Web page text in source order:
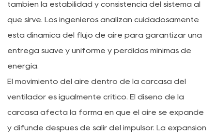
también la estabilidad y consistencia del sistema al
que sirve. Los ingenieros analizan cuidadosamente
esta dinámica del flujo de aire para garantizar una
entrega suave y uniforme y pérdidas mínimas de
energía.
El movimiento del aire dentro de la carcasa del
ventilador es igualmente crítico. El diseño de la
carcasa afecta la forma en que el aire se expande
y difunde después de salir del impulsor. La expansión